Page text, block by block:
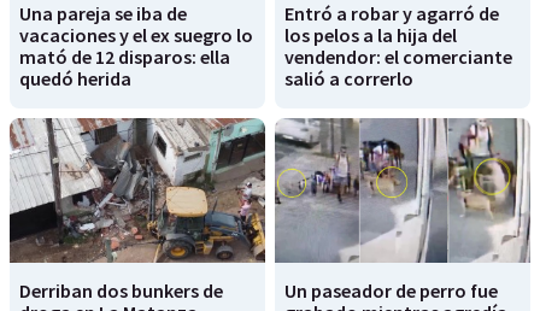
Una pareja se iba de
vacaciones y el ex suegro lo
mató de 12 disparos: ella
quedó herida
Entró a robar y agarró de
los pelos a la hija del
vendendor: el comerciante
salió a correrlo
Derriban dos bunkers de
Un paseador de perro fue